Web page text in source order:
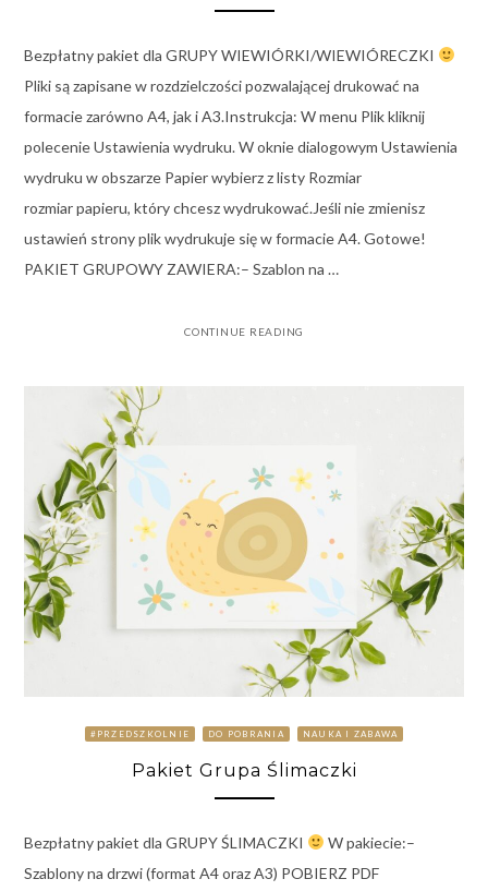
Bezpłatny pakiet dla GRUPY WIEWIÓRKI/WIEWIÓRECZKI
Pliki są zapisane w rozdzielczości pozwalającej drukować na
formacie zarówno A4, jak i A3.Instrukcja: W menu Plik kliknij
polecenie Ustawienia wydruku. W oknie dialogowym Ustawienia
wydruku w obszarze Papier wybierz z listy Rozmiar
rozmiar papieru, który chcesz wydrukować.Jeśli nie zmienisz
ustawień strony plik wydrukuje się w formacie A4. Gotowe!
PAKIET GRUPOWY ZAWIERA:– Szablon na …
CONTINUE READING
#PRZEDSZKOLNIE DO POBRANIA NAUKA I ZABAWA
Pakiet Grupa Ślimaczki
Bezpłatny pakiet dla GRUPY ŚLIMACZKI
W pakiecie:–
Szablony na drzwi (format A4 oraz A3) POBIERZ PDF